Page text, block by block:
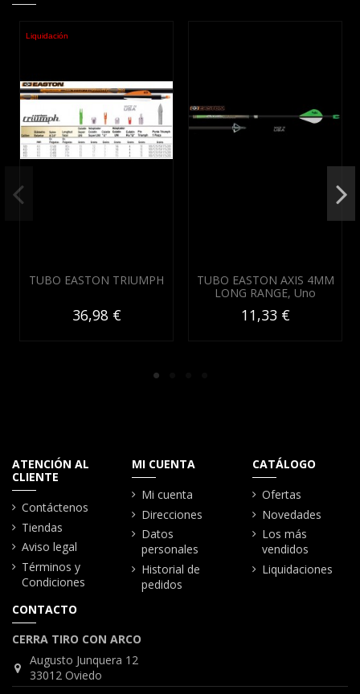
Liquidación
TUBO EASTON TRIUMPH
36,98 €
TUBO EASTON AXIS 4MM
LONG RANGE, Uno
11,33 €
ATENCIÓN AL
CLIENTE
Contáctenos
Tiendas
Aviso legal
Términos y
Condiciones
MI CUENTA
Mi cuenta
Direcciones
Datos
personales
Historial de
pedidos
CATÁLOGO
Ofertas
Novedades
Los más
vendidos
Liquidaciones
CONTACTO
CERRA TIRO CON ARCO
Augusto Junquera 12
33012 Oviedo